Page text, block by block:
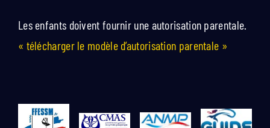
Les enfants doivent fournir une autorisation parentale.
« télécharger le modèle d’autorisation parentale »